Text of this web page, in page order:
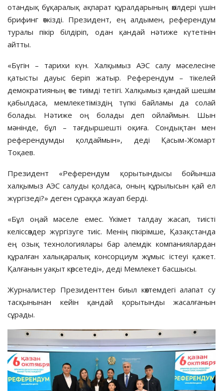
отандық бұқаралық ақпарат құралдарының өкілдері үшін
брифинг өткізді. Президент, ең алдымен, референдум
туралы пікір білдіріп, одан қандай нәтиже күтетінін
айтты.
«Бүгін – тарихи күн. Халқымыз АЭС салу мәселесіне
қатысты дауыс беріп жатыр. Референдум – тікелей
демократияның өте тиімді тетігі. Халқымыз қандай шешім
қабылдаса, мемлекетіміздің түпкі байламы да солай
болады. Нәтиже оң болады деп ойлаймын. Шын
мәнінде, бұл – тағдыршешті оқиға. Сондықтан мен
референдумды қолдаймын», деді Қасым-Жомарт
Тоқаев.
Президент «Референдум қорытындысы бойынша
халқымыз АЭС салуды қолдаса, оның құрылысын қай ел
жүргізеді?» деген сұраққа жауап берді.
«Бұл оңай мәселе емес. Үкімет талдау жасап, тиісті
келіссөздер жүргізуге тиіс. Менің пікірімше, Қазақстанда
ең озық технологиялары бар әлемдік компаниялардан
құралған халықаралық консорциум жұмыс істеуі қажет.
Қалғанын уақыт көрсетеді», деді Мемлекет басшысы.
Журналистер Президенттен биыл көктемдегі алапат су
тасқынынан кейін қандай қорытынды жасалғанын
сұрады.